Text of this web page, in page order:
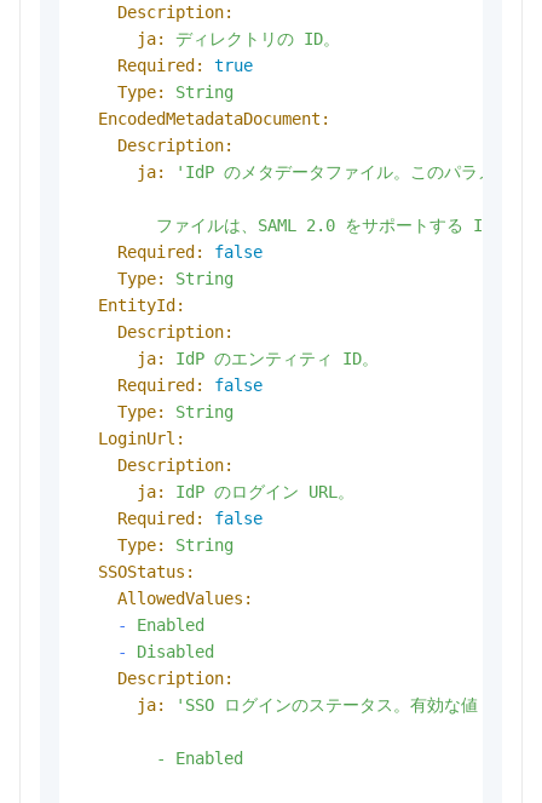
Description:
ja:
ディレクトリの ID。
Required:
true
Type:
String
EncodedMetadataDocument:
Description:
ja:
'IdP のメタデータファイル。このパラメータ
ファイルは、SAML 2.0 をサポートする IdP に
Required:
false
Type:
String
EntityId:
Description:
ja:
IdP のエンティティ
ID。
Required:
false
Type:
String
LoginUrl:
Description:
ja:
IdP のログイン
URL。
Required:
false
Type:
String
SSOStatus:
AllowedValues:
-
Enabled
-
Disabled
Description:
ja:
'SSO ログインのステータス。有効な値：
        - Enabled